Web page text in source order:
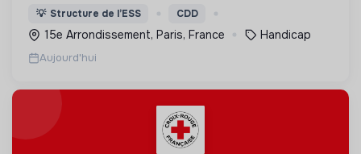
💡 Structure de l’ESS CDD
15e Arrondissement, Paris, France Handicap
Aujourd'hui